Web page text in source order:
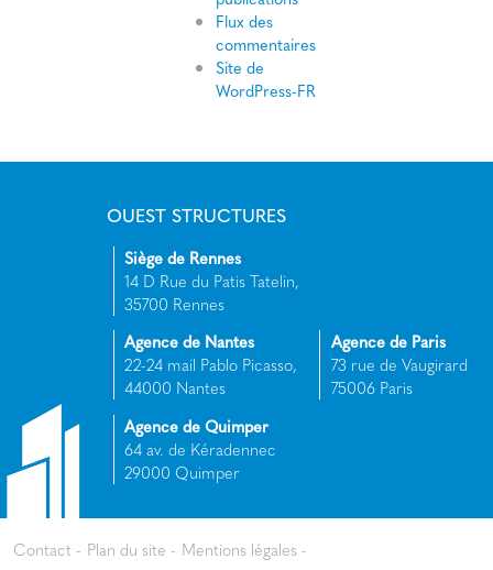
Flux des
commentaires
Site de
WordPress-FR
OUEST STRUCTURES
Siège de Rennes
14 D Rue du Patis Tatelin,
35700 Rennes
Agence de Nantes
22-24 mail Pablo Picasso,
44000 Nantes
Agence de Paris
73 rue de Vaugirard
75006 Paris
Agence de Quimper
64 av. de Kéradennec
29000 Quimper
Contact Plan du site Mentions légales